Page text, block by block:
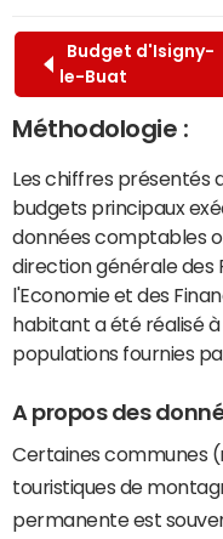
Budget d'Isigny-
le-Buat
Méthodologie :
Les chiffres présentés
budgets principaux
données comptables
direction générale des
l'Economie et des
habitant a été réalisé
populations fournies
A propos des
Certaines communes
touristiques de
permanente est